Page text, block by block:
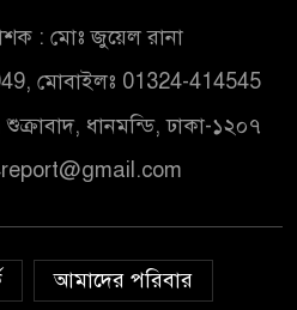
: মোঃ জুয়েল রানা
মোবাইলঃ 01324-414545
ধানমন্ডি, ঢাকা-১২০৭
আমাদের পরিবার